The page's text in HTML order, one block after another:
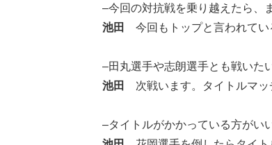
–今回の対抗戦を乗り越えたら、
池田 今回もトップと言われて
–田丸選手や志朗選手とも戦いた
池田
次戦います。タイトルマッ
–タイトルがかかっている方がい